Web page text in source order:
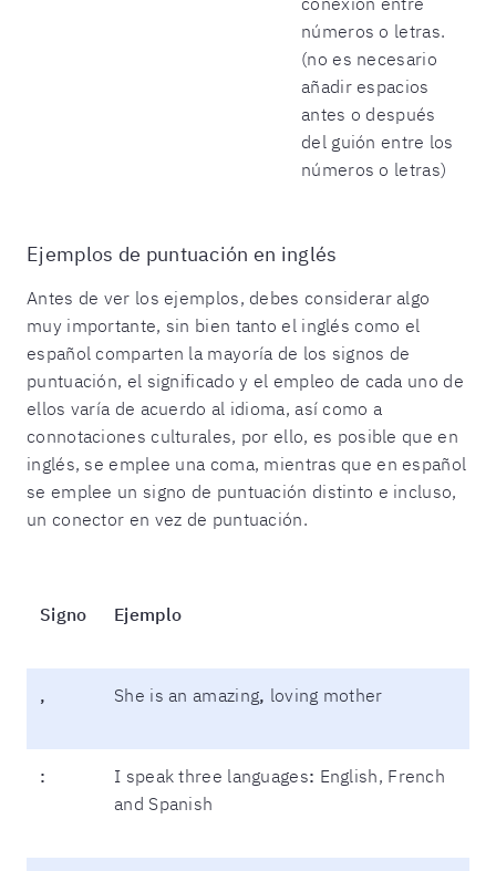
números o letras.
(no es necesario
añadir espacios
antes o después
del guión entre los
números o letras)
Ejemplos de puntuación en inglés
Antes de ver los ejemplos, debes considerar algo
muy importante, sin bien tanto el inglés como el
español comparten la mayoría de los signos de
puntuación, el significado y el empleo de cada uno de
ellos varía de acuerdo al idioma, así como a
connotaciones culturales, por ello, es posible que en
inglés, se emplee una coma, mientras que en español
se emplee un signo de puntuación distinto e incluso,
un conector en vez de puntuación.
Signo Ejemplo
, She is an amazing, loving mother
: I speak three languages: English, French
and Spanish